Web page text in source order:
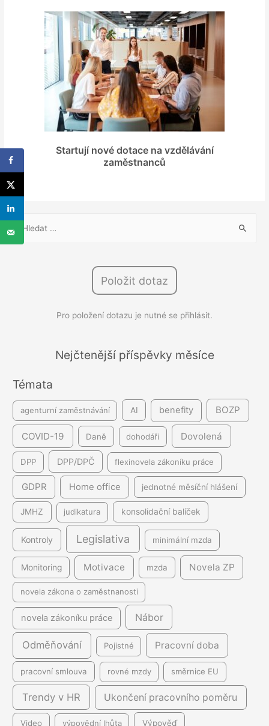
Startují nové dotace na vzdělávání
zaměstnanců
V
y
í
Položit dotaz
Pro položení dotazu je nutné se přihlásit.
Nejčtenější příspěvky měsíce
Témata
agenturní zaměstnávání AI benefity BOZP
COVID-19 Daně dohodáři Dovolená
DPP DPP/DPČ flexinovela zákoníku práce
GDPR Home office jednotné měsíční hlášení
JMHZ judikatura konsolidační balíček
Kontroly Legislativa minimální mzda
Monitoring Motivace mzda Novela ZP
novela zákona o zaměstnanosti
novela zákoníku práce Nábor
Odměňování Pojistné Pracovní doba
pracovní smlouva rovné mzdy směrnice EU
Trendy v HR Ukončení pracovního poměru
Video výpovědní lhůta Výpověď